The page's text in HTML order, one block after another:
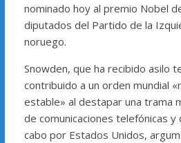
nominado hoy al premio Nobel
diputados del Partido de la
noruego.
Snowden, que ha recibido asilo
contribuido a un orden mundial
estable» al destapar una trama
de comunicaciones telefónicas
cabo por Estados Unidos,